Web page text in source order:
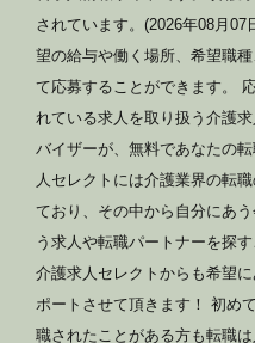
されています。(2026年08月
望の給与や働く場所、希望職
て応募することができます。
れている求人を取り扱う介護
バイザーが、無料であなたの
人セレクトには介護業界の転
ており、その中から自分にあ
う求人や転職パートナーを探
介護求人セレクトからも希望
ポートさせて頂きます！ 初め
職されたことがある方も転職